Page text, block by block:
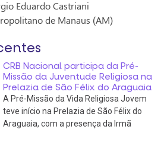
Eduardo Castriani
de Manaus (AM)
CRB Nacional participa da Pré-
Missão da Juventude Religiosa na
Prelazia de São Félix do Araguaia
A Pré-Missão da Vida Religiosa Jovem
teve início na Prelazia de São Félix do
Araguaia, com a presença da Irmã